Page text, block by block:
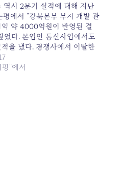
역시 2분기 실적에 대해 지난
평에서 "강북본부 부지 개발 관
익 약 4000억원이 반영된 결
었다. 본업인 통신사업에서도
을 냈다. 경쟁사에서 이탈한
본 기사: 이통3사, 엇갈린 실
'본격 전면전' 발행일: 2025-
"에서